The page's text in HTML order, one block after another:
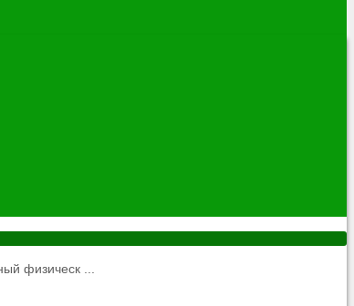
физическ ...